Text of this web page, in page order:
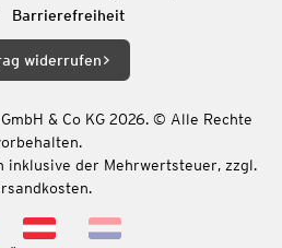
Barrierefreiheit
widerrufen
& Co KG 2026. © Alle Rechte
inklusive der Mehrwertsteuer, zzgl.